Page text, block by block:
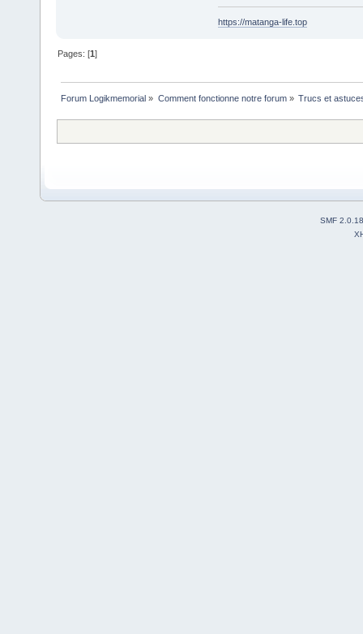
https://matanga-life.top
Pages: [1]
Forum Logikmemorial » Comment fonctionne notre forum» Trucs et
SMF 2.0.18